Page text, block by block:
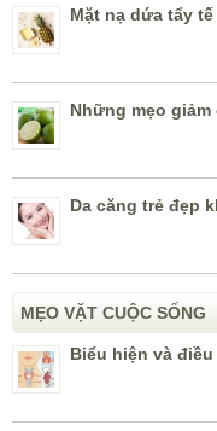
Mặt nạ dứa tẩy
Những mẹo
Da căng trẻ đẹp
MẸO VẶT CUỘC SỐNG
Biểu hiện và